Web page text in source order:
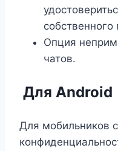
Опция
чатов.
Для Android
Для мобильников